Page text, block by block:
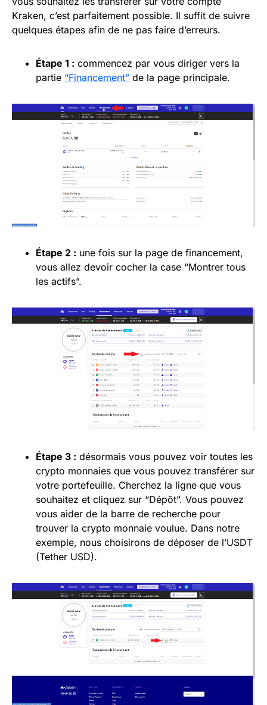
Kraken, c’est parfaitement possible. Il suffit de suivre
quelques étapes afin de ne pas faire d’erreurs.
Étape 1 : commencez par vous diriger vers la
partie “Financement” de la page principale.
Étape 2 : une fois sur la page de financement,
vous allez devoir cocher la case “Montrer tous
les actifs”.
Étape 3 : désormais vous pouvez voir toutes les
crypto monnaies que vous pouvez transférer sur
votre portefeuille. Cherchez la ligne que vous
souhaitez et cliquez sur “Dépôt”. Vous pouvez
vous aider de la barre de recherche pour
trouver la crypto monnaie voulue. Dans notre
exemple, nous choisirons de déposer de l’USDT
(Tether USD).